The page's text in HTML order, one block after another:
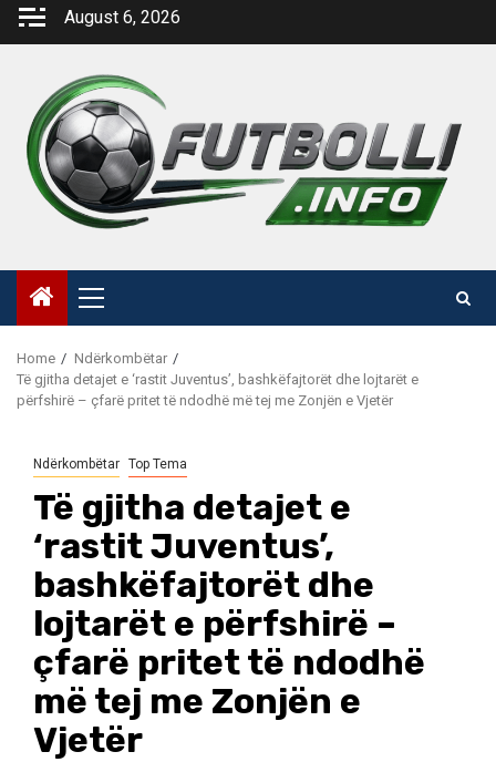
Skip
August 6, 2026
Primary
Menu
Home
Ndërkombëtar
Të gjitha detajet e ‘rastit Juventus’, bashkëfajtorët dhe lojtarët e
përfshirë – çfarë pritet të ndodhë më tej me Zonjën e Vjetër
Ndërkombëtar Top Tema
Të gjitha detajet e
‘rastit Juventus’,
bashkëfajtorët dhe
lojtarët e përfshirë –
çfarë pritet të ndodhë
më tej me Zonjën e
Vjetër